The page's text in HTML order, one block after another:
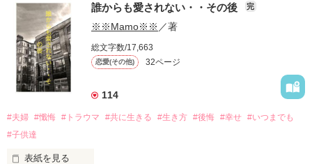
を含む
詳しく検索
誰からも愛されない・・その後 完
※※Mamo※※ ／著
総文字数/17,663
恋愛(その他) 32ページ
114
#夫婦 #懺悔 #トラウマ #共に生きる #生き方 #後悔 #幸せ #いつまでも
#子供達
表紙を見る